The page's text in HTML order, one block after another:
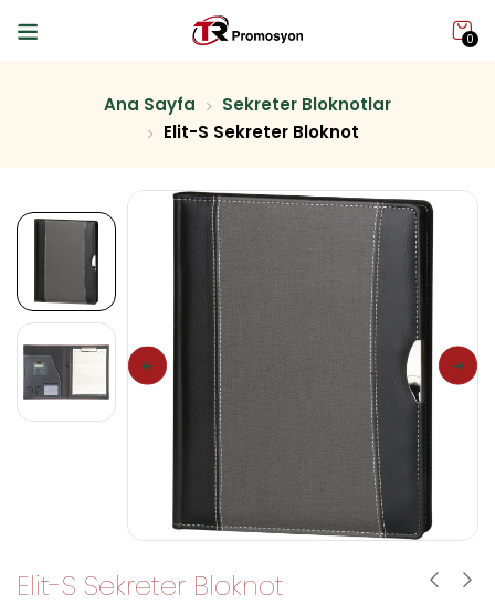
0
Ana Sayfa
Sekreter Bloknotlar
Elit-S Sekreter Bloknot
Elit-S Sekreter Bloknot